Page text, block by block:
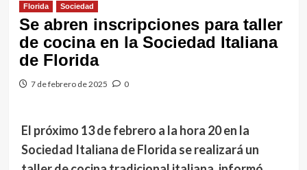
Florida Sociedad
Se abren inscripciones para taller
de cocina en la Sociedad Italiana
de Florida
7 de febrero de 2025 0
El próximo 13 de febrero a la hora 20 en la
Sociedad Italiana de Florida se realizará un